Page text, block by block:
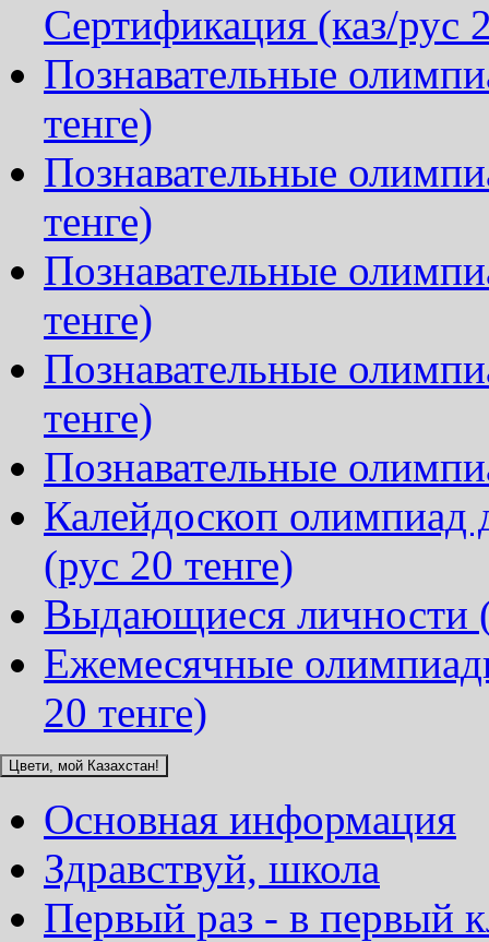
Сертификация (каз/рус
Познавательные
тенге)
Познавательные
тенге)
Познавательные
тенге)
Познавательные
тенге)
Познавательные
Калейдоскоп олимпиад
(рус 20 тенге)
Выдающиеся личности
Ежемесячные
20 тенге)
Цвети, мой Казахстан!
Основная информация
Здравствуй, школа
Первый раз - в первый